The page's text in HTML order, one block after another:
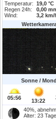
Temperatur:
19,0 °C
Regen 24h:
0,00
Wind:
3,2 km/
Sonne / Mond
05:56 13:22
40%,
Alter: 23 Tage